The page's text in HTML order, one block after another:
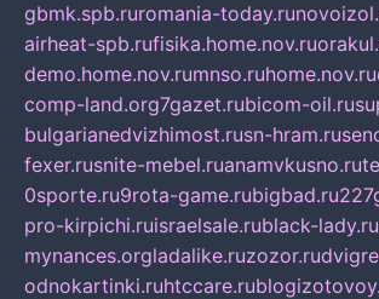
gbmk.spb.ruromania-today.ru
airheat-spb.rufisika.home.nov.ru
demo.home.nov.rumnso.ruhome.nov.ru
comp-land.org7gazet.rubicom-oil.ru
bulgarianedvizhimost.rusn-hram.ru
fexer.rusnite-mebel.ruanamvkusno.ru
0sporte.ru9rota-game.rubigbad.ru
pro-kirpichi.ruisraelsale.rublack-lady.ru
mynances.orgladalike.ruzozor.ru
odnokartinki.ruhtccare.ru